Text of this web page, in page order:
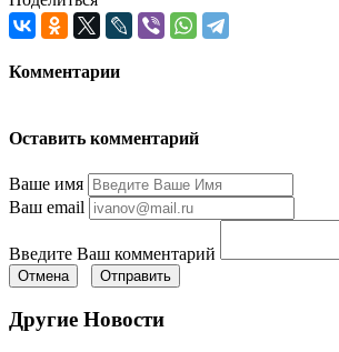
Комментарии
Оставить комментарий
Ваше имя
Ваш email
Введите Ваш комментарий
Отмена Отправить
Другие Новости